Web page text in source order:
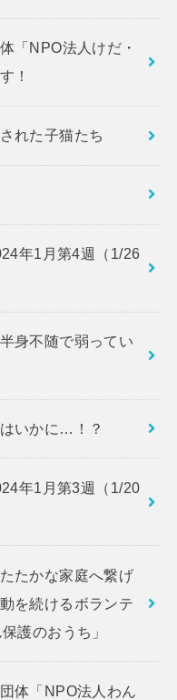
「NPO法人けだ・
！
れた子猫たち
年1月第4週（1/26
身不随で弱ってい
いかに…！？
年1月第3週（1/20
たかな家庭へ繋げ
を続けるボランテ
護のおうち」
体「NPO法人わん